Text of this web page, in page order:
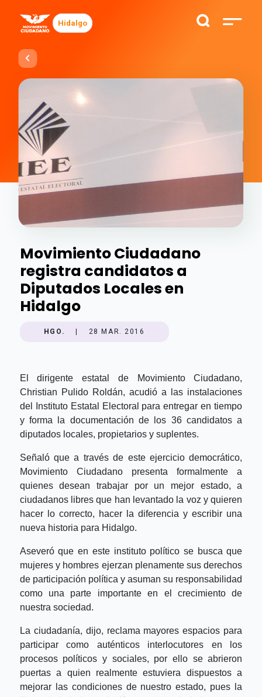
Hidalgo
Movimiento Ciudadano
registra candidatos a
Diputados Locales en
Hidalgo
HGO. 28 MAR. 2016
El dirigente estatal de Movimiento Ciudadano,
Christian Pulido Roldán, acudió a las instalaciones
del Instituto Estatal Electoral para entregar en tiempo
y forma la documentación de los 36 candidatos a
diputados locales, propietarios y suplentes.
Señaló que a través de este ejercicio democrático,
Movimiento Ciudadano presenta formalmente a
quienes desean trabajar por un mejor estado, a
ciudadanos libres que han levantado la voz y quieren
hacer lo correcto, hacer la diferencia y escribir una
nueva historia para Hidalgo.
Aseveró que en este instituto político se busca que
mujeres y hombres ejerzan plenamente sus derechos
de participación política y asuman su responsabilidad
como una parte importante en el crecimiento de
nuestra sociedad.
La ciudadanía, dijo, reclama mayores espacios para
participar como auténticos interlocutores en los
procesos políticos y sociales, por ello se abrieron
puertas a quien realmente estuviera dispuestos a
mejorar las condiciones de nuestro estado, pues la